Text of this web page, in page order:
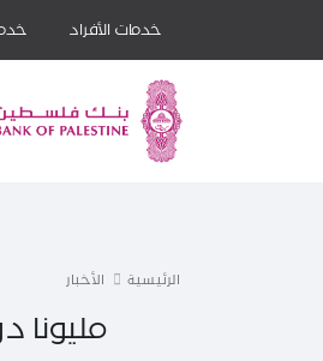
خدمات الأفراد
الرئيسية الأخبار
مليونا